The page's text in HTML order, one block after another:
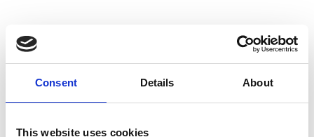
Consent Details About
This website uses cookies
Sprogklar Online (tidligere Nebula) er en online portal udviklet
og drevet af Sprogklars børnesprogseksperter. Portalen
indeholder en række online uddannelser og konkrete
materialer, og det hele har til formål at hjælpe dig med at
udvikle børns sprog- og literacy-færdigheder.